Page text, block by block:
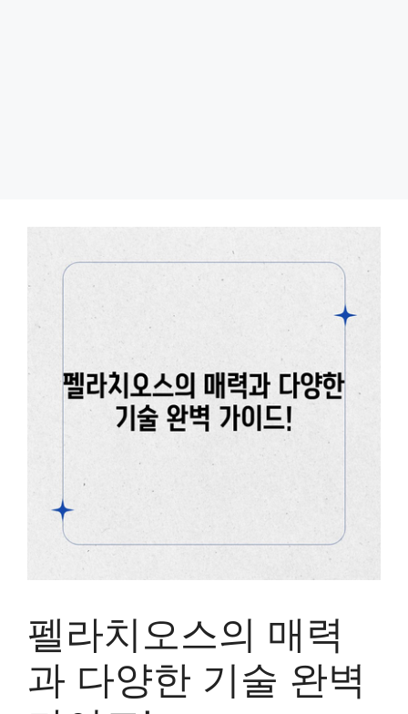
펠라치오스의 매력
과 다양한 기술 완벽